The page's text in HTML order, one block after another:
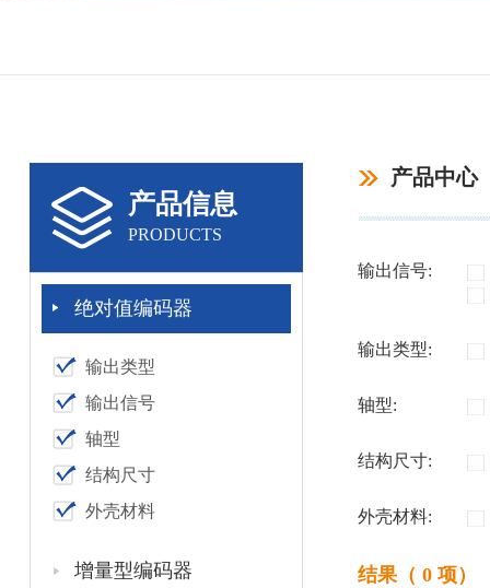
产品信息
PRODUCTS
绝对值编码器
输出类型
输出信号
轴型
结构尺寸
外壳材料
增量型编码器
产品中心
输出信号:
输出类型:
轴型:
结构尺寸:
外壳材料:
结果（ 0 项）